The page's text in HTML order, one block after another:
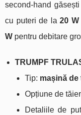
second‑hand
cu puteri de la20 W
W pentru debitare
TRUMPF
Tip: mașină de
Opțiune de
Detaliile de